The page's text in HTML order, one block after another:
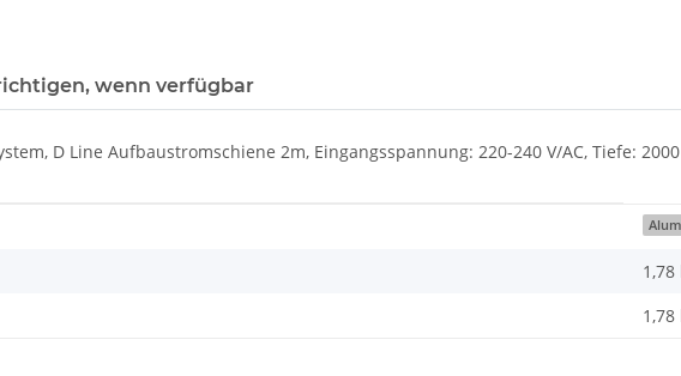
wenn verfügbar
D Line Aufbaustromschiene 2m, Eingangsspannung: 220-240 V/AC, Tiefe:
1,78
1,78